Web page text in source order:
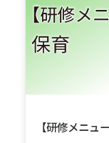
【研修メニュ